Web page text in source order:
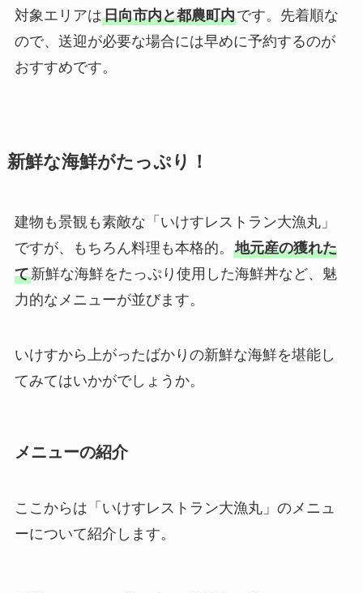
対象エリアは日向市内と都農町内です。先着順な
ので、送迎が必要な場合には早めに予約するのが
おすすめです。
新鮮な海鮮がたっぷり！
建物も景観も素敵な「いけすレストラン大漁丸」
ですが、もちろん料理も本格的。 地元産の獲れた
て新鮮な海鮮をたっぷり使用した海鮮丼など、魅
力的なメニューが並びます。
いけすから上がったばかりの新鮮な海鮮を堪能し
てみてはいかがでしょうか。
メニューの紹介
ここからは「いけすレストラン大漁丸」のメニュ
ーについて紹介します。